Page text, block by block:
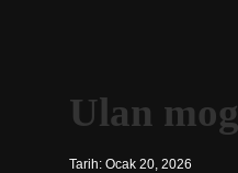
Ulan
Tarih: Ocak 20, 2026